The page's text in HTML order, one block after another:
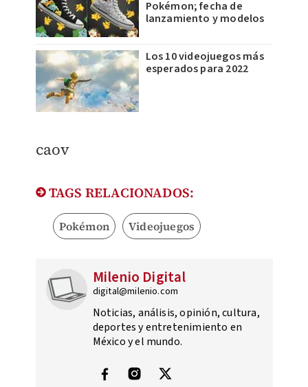
Pokémon; fecha de
lanzamiento y modelos
Los 10 videojuegos más
esperados para 2022
caov
TAGS RELACIONADOS:
Pokémon Videojuegos
Milenio Digital
digital@milenio.com
Noticias, análisis, opinión, cultura,
deportes y entretenimiento en
México y el mundo.